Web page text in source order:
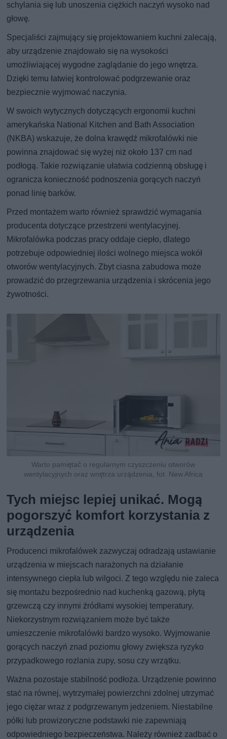
schylania się lub unoszenia ciężkich naczyń wysoko nad
głowę.
Specjaliści zajmujący się projektowaniem kuchni zalecają,
aby urządzenie znajdowało się na wysokości
umożliwiającej wygodne zaglądanie do jego wnętrza.
Dzięki temu łatwiej kontrolować podgrzewanie oraz
bezpiecznie wyjmować naczynia.
W swoich wytycznych dotyczących ergonomii kuchni
amerykańska National Kitchen and Bath Association
(NKBA) wskazuje, że dolna krawędź mikrofalówki nie
powinna znajdować się wyżej niż około 137 cm nad
podłogą. Takie rozwiązanie ułatwia codzienną obsługę i
ogranicza konieczność podnoszenia gorących naczyń
ponad linię barków.
Przed montażem warto również sprawdzić wymagania
producenta dotyczące przestrzeni wentylacyjnej.
Mikrofalówka podczas pracy oddaje ciepło, dlatego
potrzebuje odpowiedniej ilości wolnego miejsca wokół
otworów wentylacyjnych. Zbyt ciasna zabudowa może
prowadzić do przegrzewania urządzenia i skrócenia jego
żywotności.
Warto pamiętać o regularnym czyszczeniu otworów
wentylacyjnych oraz wnętrza urządzenia, fot. New Africa
Tych miejsc lepiej unikać. Mogą
pogorszyć komfort korzystania z
urządzenia
Producenci mikrofalówek zazwyczaj odradzają ustawianie
urządzenia w miejscach narażonych na działanie
intensywnego ciepła lub wilgoci. Z tego względu nie zaleca
się montażu bezpośrednio nad kuchenką gazową, płytą
grzewczą czy innymi źródłami wysokiej temperatury.
Niekorzystnym rozwiązaniem może być także
umieszczenie mikrofalówki bardzo wysoko. Wyjmowanie
gorących naczyń znad poziomu głowy zwiększa ryzyko
przypadkowego rozlania zupy, sosu czy wrzątku.
Ważna pozostaje stabilność podłoża. Urządzenie powinno
stać na równej, wytrzymałej powierzchni zdolnej utrzymać
jego ciężar wraz z podgrzewanym jedzeniem. Niestabilne
półki lub prowizoryczne podstawki nie zapewniają
odpowiedniego bezpieczeństwa. Należy również zadbać o